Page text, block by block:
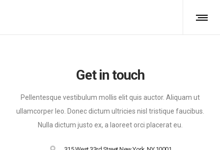
Get in touch
Pellentesque vestibulum mollis elit quis auctor. Aliquam ut
ullamcorper leo. Donec dictum ultricies nisl tristique faucibus.
Nulla dictum justo ex, a laoreet orci placerat eu.